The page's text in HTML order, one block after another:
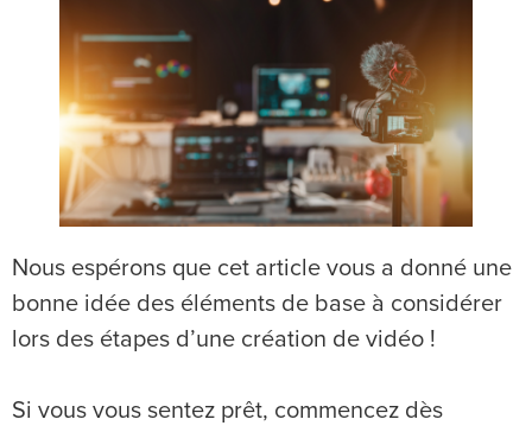
Nous espérons que cet article vous a donné une
bonne idée des éléments de base à considérer
lors des étapes d’une création de vidéo !
Si vous vous sentez prêt, commencez dès